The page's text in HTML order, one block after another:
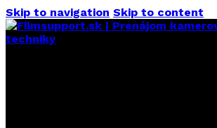
Skip to navigation Skip to content